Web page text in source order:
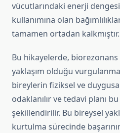
vücutlarındaki enerji
kullanımına olan
tamamen ortadan kalkmıştır.
Bu hikayelerde,
yaklaşım olduğu
bireylerin fiziksel ve
odaklanılır ve tedavi planı
şekillendirilir. Bu bireysel
kurtulma sürecinde